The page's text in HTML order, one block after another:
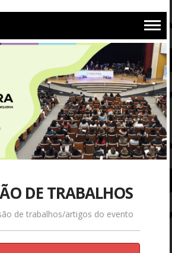
DE TRABALHOS
de trabalhos/artigos do evento